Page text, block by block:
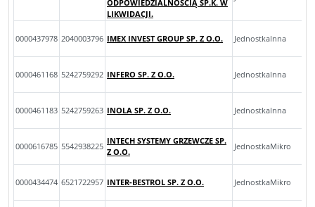
ODPOWIEDZIALNOŚCIĄ SP.K. W
LIKWIDACJI.
0000437978 2040003796 IMEX INVEST GROUP SP. Z O.O. JednostkaInna
0000461168 5242759292 INFERO SP. Z O.O. JednostkaInna
0000461183 5242759263 INOLA SP. Z O.O. JednostkaInna
0000616785 5542938225
INTECH SYSTEMY GRZEWCZE SP.
Z O.O.
JednostkaMikro
0000434474 6521722957 INTER-BESTROL SP. Z O.O. JednostkaMikro